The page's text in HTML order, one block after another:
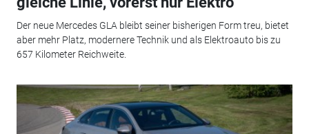
Der neue Mercedes GLA bleibt seiner bisherigen Form treu, bietet
aber mehr Platz, modernere Technik und als Elektroauto bis zu
657 Kilometer Reichweite.